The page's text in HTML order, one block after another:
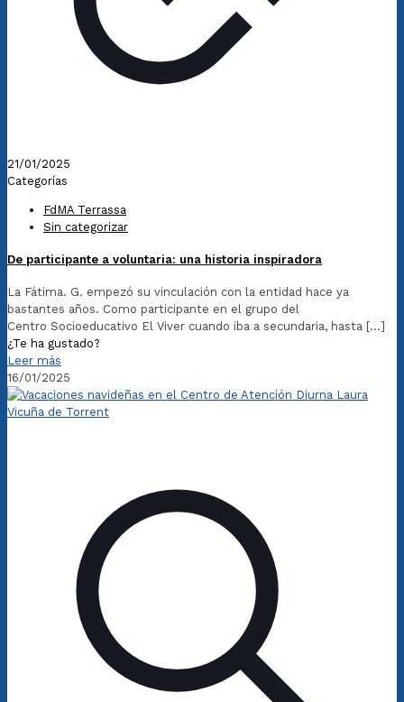
21/01/2025
Categorías
FdMA Terrassa
Sin categorizar
De participante a voluntaria: una historia inspiradora
La Fátima. G. empezó su vinculación con la entidad hace ya
bastantes años. Como participante en el grupo del
Centro Socioeducativo El Viver cuando iba a secundaria, hasta […]
¿Te ha gustado?
Leer más
16/01/2025